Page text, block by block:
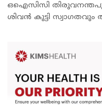
ഒഐസിസി
ശിവൻ കുട്ടി